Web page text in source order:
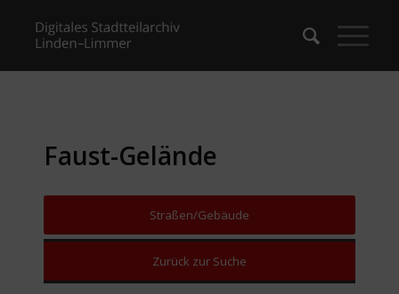
Faust-Gelände
Straßen/Gebäude
Zurück zur Suche